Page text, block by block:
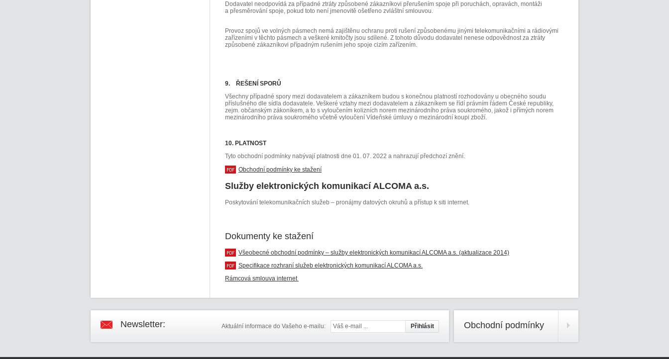
Dodavatel neodpovídá za případné ztráty způsobené zákazníkovi přerušením spoje při poruchách, opravách, montáži
a přesměrování spoje, pokud toto není jmenovitě ošetřeno zvláštní smlouvou.
Provoz spojů ve volných pásmech nemá zajištěnu ochranu proti rušení způsobenému jinými telekomunikačními a rádiovými
zařízeními v těchto pásmech a veškeré kmitočty jsou sdílené. Z tohoto důvodu dodavatel nenese odpovědnost za ztráty
způsobené zákazníkovi případným rušením jeho spoje cizím zařízením.
9. ŘEŠENÍ SPORŮ
Všechny případné spory mezi dodavatelem a zákazníkem budou s konečnou platností rozhodovány u obecného soudu
příslušného dle sídla dodavatele. Veškeré vztahy mezi dodavatelem a zákazníkem se řídí právním řádem České republiky,
zejm. občanským zákoníkem, a to s vyloučením kolizních norem mezinárodního práva soukromého, jakož i přímých norem
mezinárodního práva soukromého včetně vyloučení Vídeňské úmluvy o mezinárodní koupi zboží.
10. PLATNOST
Tyto obchodní podmínky nabývají platnosti dne 01. 07. 2022 a nahrazují předchozí znění.
Obchodní podmínky ke stažení
Služby elektronických komunikací ALCOMA a.s.
Poskytování telekomunikačních služeb – pronájmy datových okruhů a přístup k siti internet.
Dokumenty ke stažení
Všeobecné obchodní podmínky – služby elektronických komunikací ALCOMA a.s. (aktualizace 2014)
Specifikace rozhraní služeb elektronických komunikací ALCOMA a.s.
Rámcová smlouva internet
Newsletter: Aktuální informace do Vašeho e-mailu: Obchodní podmínky